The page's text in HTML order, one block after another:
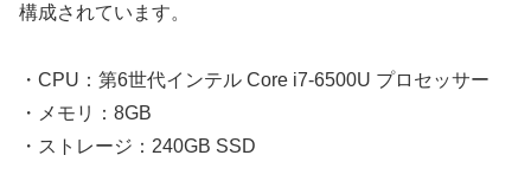
構成されています。
・CPU：第6世代インテル Core i7-6500U プロセッサー
・メモリ：8GB
・ストレージ：240GB SSD